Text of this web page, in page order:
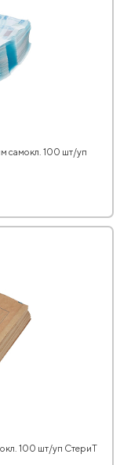
самокл. 100 шт/уп
100 шт/уп СтериТ